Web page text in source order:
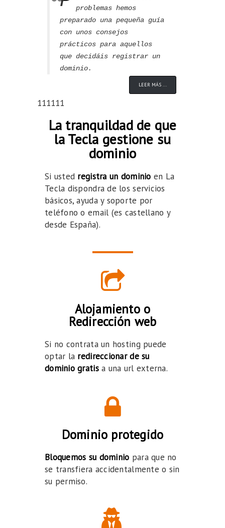
problemas hemos
preparado una pequeña guía
con unos consejos
prácticos para aquellos
que decidáis registrar un
dominio.
LEER MÁS ...
111111
La tranquildad de que
la Tecla gestione su
dominio
Si usted registra un dominio en La
Tecla dispondra de los servicios
básicos, ayuda y soporte por
teléfono o email (es castellano y
desde España).
Alojamiento o
Redirección web
Si no contrata un hosting puede
optar la redireccionar de su
dominio gratisa una url externa.
Dominio protegido
Bloquemos su dominio para que no
se transfiera accidentalmente o sin
su permiso.